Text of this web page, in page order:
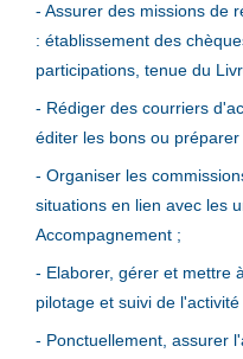
- Assurer des missions de
: établissement des
participations, tenue du
- Rédiger des courriers
éditer les bons ou
- Organiser les
situations en lien avec les
Accompagnement ;
- Elaborer, gérer et mettre
pilotage et suivi de l'activité
- Ponctuellement, assurer